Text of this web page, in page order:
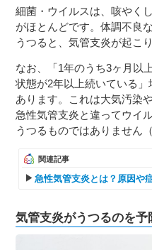
細菌・ウイルスは、咳やく
がほとんどです。体調不良
うつると、気管支炎が起こ
なお、「1年のうち3ヶ月以
状態が2年以上続いている
あります。これは大気汚染
急性気管支炎と違ってウイ
うつるものではありません
関連記事
急性気管支炎とは？原因や
気管支炎がうつるのを予